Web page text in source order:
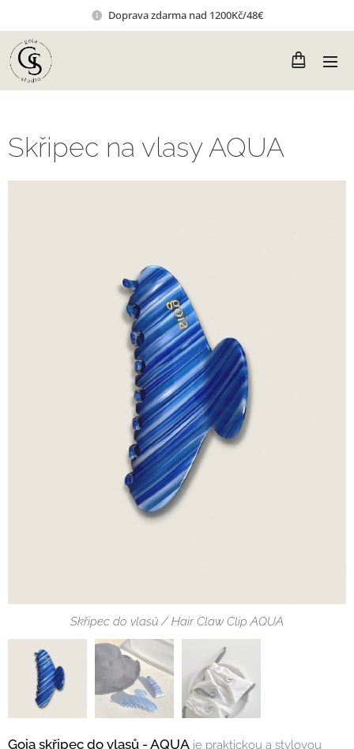
Doprava zdarma nad 1200Kč/48€
Skřipec na vlasy AQUA
Skřipec do vlasů / Hair Claw Clip AQUA
Goia skřipec do vlasů - AQUA je praktickou a stylovou